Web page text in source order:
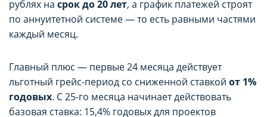
рублях на срок до 20 лет, а график платежей строят
по аннуитетной системе — то есть равными частями
каждый месяц.
Главный плюс — первые 24 месяца действует
льготный грейс-период со сниженной ставкой от 1%
годовых. С 25-го месяца начинает действовать
базовая ставка: 15,4% годовых для проектов